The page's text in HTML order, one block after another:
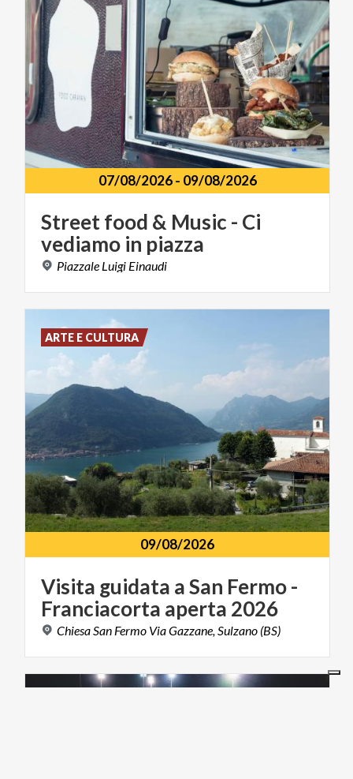
07/08/2026- 09/08/2026
Streetfood & Music - Ci
vediamo in piazza
Piazzale Luigi Einaudi
09/08/2026
Visita guidata aSan Fermo-
Franciacorta aperta 2026
Chiesa San Fermo ViaGazzane, Sulzano (BS)
ARTE E CULTURA